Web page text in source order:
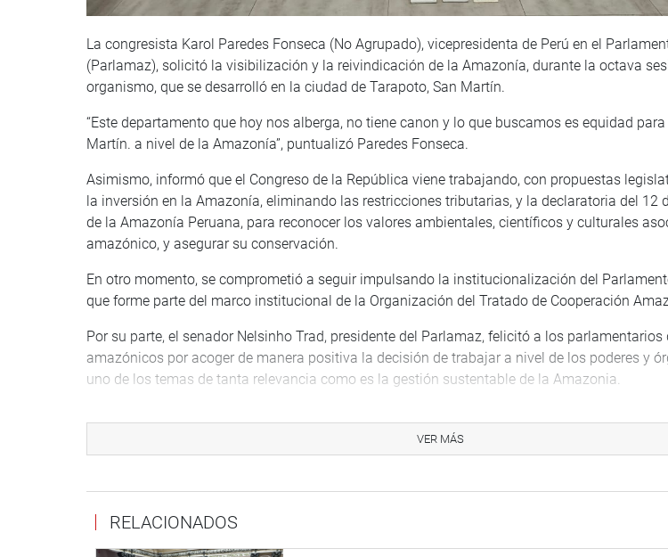
La congresista Karol Paredes Fonseca (No Agrupado), vicepresidenta de Perú en el
(Parlamaz), solicitó la visibilización y la reivindicación de la Amazonía, durante la octava
organismo, que se desarrolló en la ciudad de Tarapoto, San Martín.
“Este departamento que hoy nos alberga, no tiene canon y lo que buscamos es equidad
Martín. a nivel de la Amazonía”, puntualizó Paredes Fonseca.
Asimismo, informó que el Congreso de la República viene trabajando, con propuestas
la inversión en la Amazonía, eliminando las restricciones tributarias, y la declaratoria del 12
de la Amazonía Peruana, para reconocer los valores ambientales, científicos y culturales
amazónico, y asegurar su conservación.
En otro momento, se comprometió a seguir impulsando la institucionalización del
que forme parte del marco institucional de la Organización del Tratado de Cooperación
Por su parte, el senador Nelsinho Trad, presidente del Parlamaz, felicitó a los parlamentarios
amazónicos por acoger de manera positiva la decisión de trabajar a nivel de los poderes y
uno de los temas de tanta relevancia como es la gestión sustentable de la Amazonia.
Luego, la vicepresidenta de Perú del Parlamaz, Karol Paredes Fonseca (No Agrupado),
transfronteriza, entre otros temas.
La congresista Francis Paredes (PP) informó sobre las propuestas legislativas que viene
la Amazonia como la que incorpora de manera obligatoria el precio social del carbono en la
VER MÁS
RELACIONADOS